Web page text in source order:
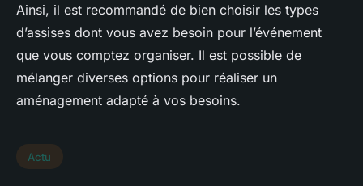
Ainsi, il est recommandé de bien choisir les types
d’assises dont vous avez besoin pour l’événement
que vous comptez organiser. Il est possible de
mélanger diverses options pour réaliser un
aménagement adapté à vos besoins.
Actu